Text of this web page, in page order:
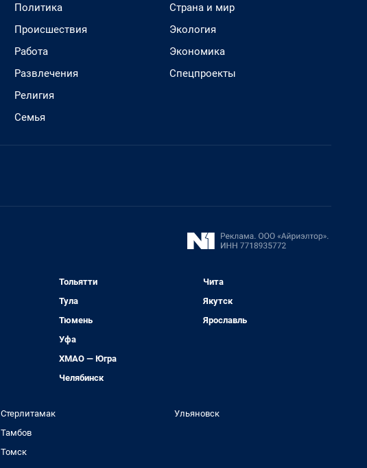
Политика
Происшествия
Работа
Развлечения
Религия
Семья
Страна и мир
Экология
Экономика
Спецпроекты
Тольятти
Тула
Тюмень
Уфа
ХМАО — Югра
Челябинск
Чита
Якутск
Ярославль
Стерлитамак
Тамбов
Томск
Ульяновск